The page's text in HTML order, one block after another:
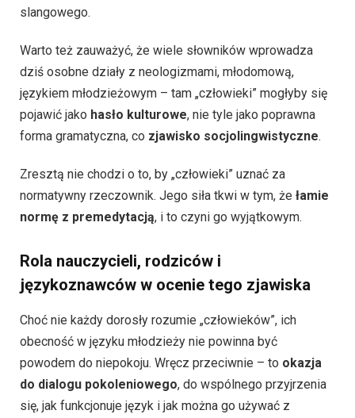
slangowego.
Warto też zauważyć, że wiele słowników wprowadza
dziś osobne działy z neologizmami, młodomową,
językiem młodzieżowym – tam „człowieki” mogłyby się
pojawić jako hasło kulturowe, nie tyle jako poprawna
forma gramatyczna, co zjawisko socjolingwistyczne.
Zresztą nie chodzi o to, by „człowieki” uznać za
normatywny rzeczownik. Jego siła tkwi w tym, że łamie
normę z premedytacją, i to czyni go wyjątkowym.
Rola nauczycieli, rodziców i
językoznawców w ocenie tego zjawiska
Choć nie każdy dorosły rozumie „człowieków”, ich
obecność w języku młodzieży nie powinna być
powodem do niepokoju. Wręcz przeciwnie – to okazja
do dialogu pokoleniowego, do wspólnego przyjrzenia
się, jak funkcjonuje język i jak można go używać z